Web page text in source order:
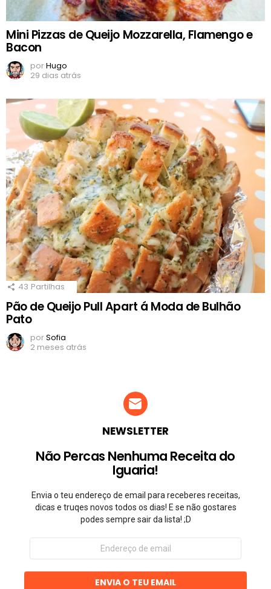
Mini Pizzas de Queijo Mozzarella, Flamengo e
Bacon
porHugo
29 dias atrás
43 Partilhas
Pão de Queijo Pull Apart á Moda de Bulhão
Pato
porSofia
2 meses atrás
NEWSLETTER
Não Percas Nenhuma Receita do
Iguaria!
Envia o teu endereço de email para receberes receitas,
dicas e truqes novos todos os dias! E se não gostares
podes sempre sair da lista! ;D
Endereço
email
ENVIA O TEU EMAIL